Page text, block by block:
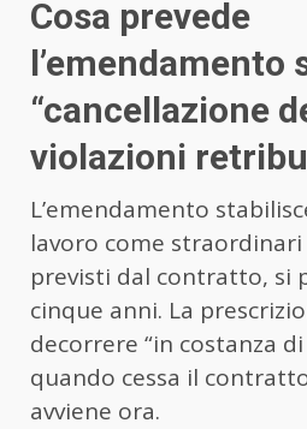
Cosa prevede
l’emendamento
“cancellazione
violazioni
L’emendamento
lavoro come
previsti dal contratto, si
cinque anni. La
decorrere “in costanza
quando cessa il
avviene ora.